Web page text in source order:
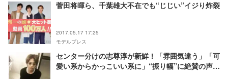
菅田将暉ら、千葉雄大不在でも“じじい”イジり炸裂
2017.05.17 17:25
モデルプレス
センター分けの志尊淳が新鮮！「雰囲気違う」「可
愛い系からかっこいい系に」“振り幅”に絶賛の声殺